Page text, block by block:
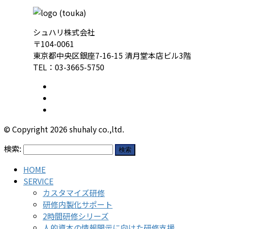
シュハリ株式会社
〒104-0061
東京都中央区銀座7-16-15 清月堂本店ビル3階
TEL：03-3665-5750
© Copyright 2026 shuhaly co.,ltd.
検索:
HOME
SERVICE
カスタマイズ研修
研修内製化サポート
2時間研修シリーズ